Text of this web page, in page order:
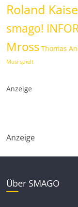
Roland
smago!
Mross Thomas
Musi spielt
Anzeige
Anzeige
Über SMAGO